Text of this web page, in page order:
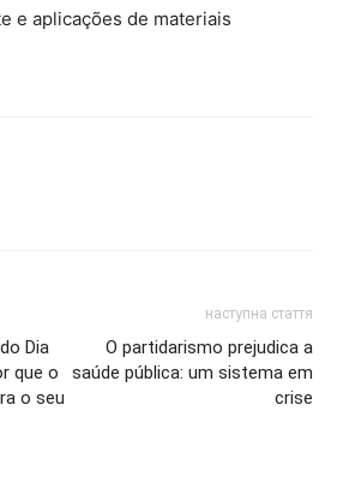
e aplicações de materiais
Dia
que o
o seu
наступна стаття
O partidarismo prejudica a
saúde pública: um sistema em
crise